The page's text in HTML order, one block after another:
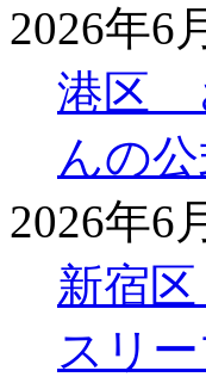
2026年6
港区
んの
2026年6
新宿
スリ